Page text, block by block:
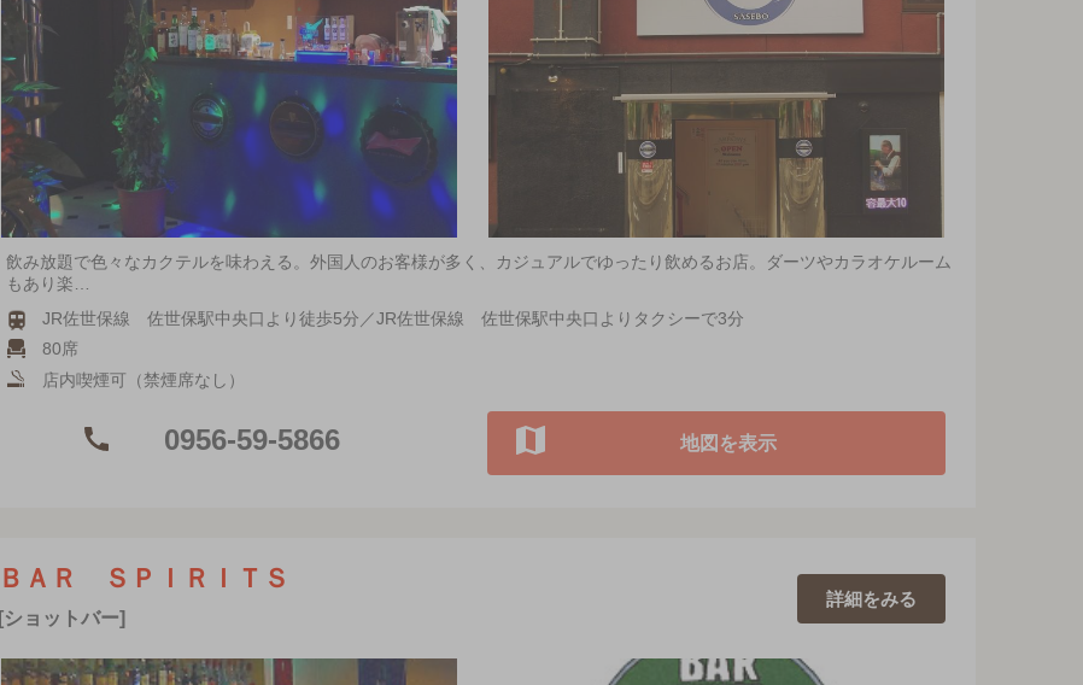
飲み放題で色々なカクテルを味わえる。外国人のお客様が多く、カジュアルでゆったり飲めるお店。ダーツやカラオケルーム
もあり楽…
JR佐世保線 佐世保駅中央口より徒歩5分／JR佐世保線 佐世保駅中央口よりタクシーで3分
80席
店内喫煙可（禁煙席なし）
0956-59-5866 地図を表示
ＢＡＲ ＳＰＩＲＩＴＳ
[ショットバー]
詳細をみる